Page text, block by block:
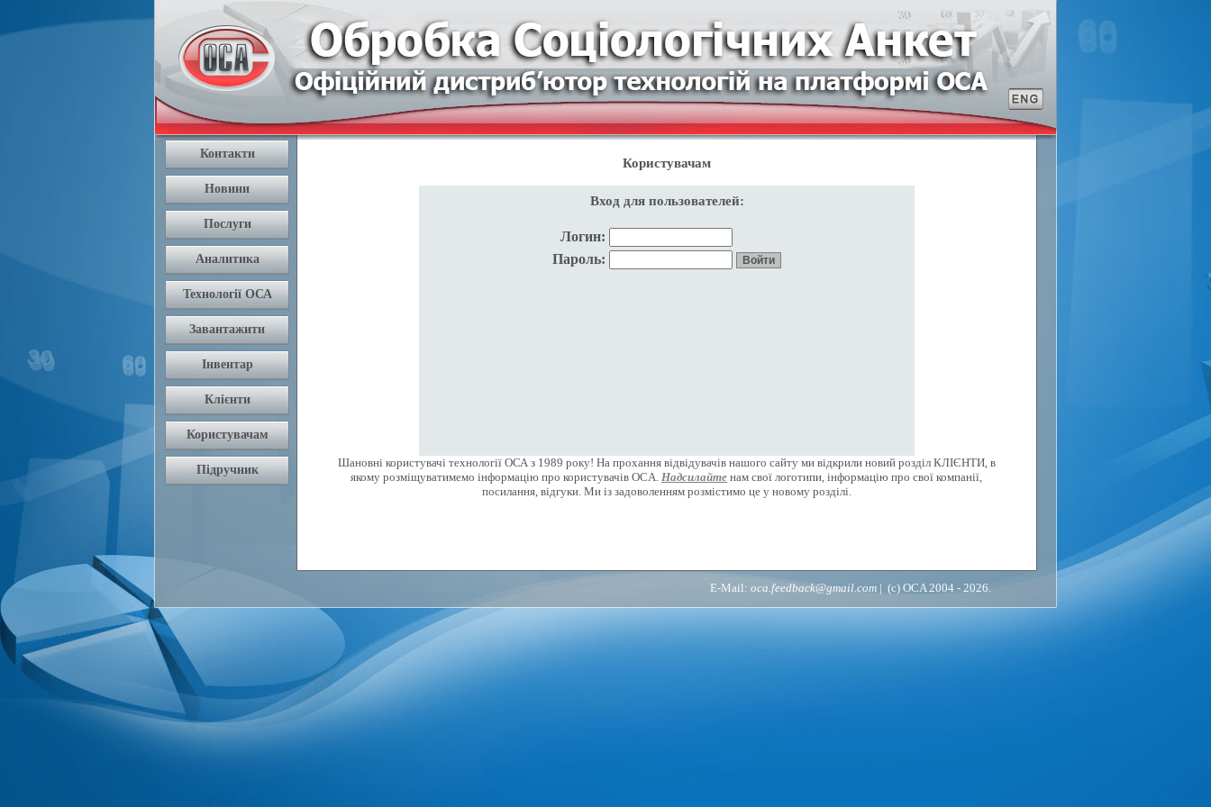
Користувачам
Шановні користувачі технології ОСА з 1989 року! На прохання відвідувачів нашого сайту ми відкрили новий розділ КЛІЄНТИ, в
якому розміщуватимемо інформацію про користувачів OCA. Надсилайте нам свої логотипи, інформацію про свої компанії,
посилання, відгуки. Ми із задоволенням розмістимо це у новому розділі.
E-Mail: oca.feedback@gmail.com | (c) OCA 2004 - 2026.